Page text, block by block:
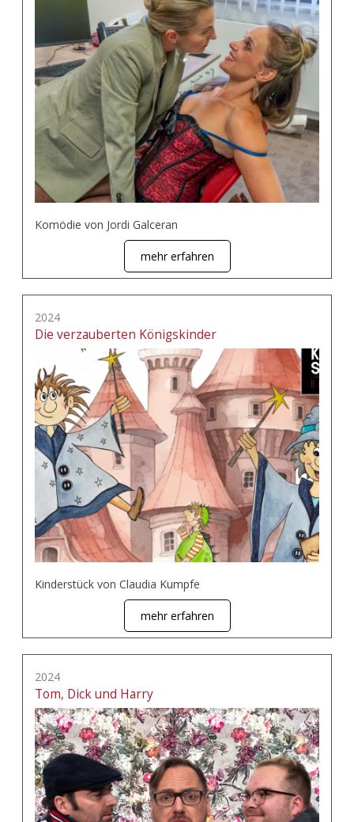
Komödie von Jordi Galceran
mehr erfahren
2024
Die verzauberten Königskinder
Kinderstück von Claudia Kumpfe
mehr erfahren
2024
Tom, Dick und Harry